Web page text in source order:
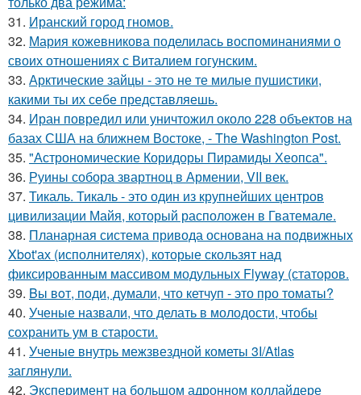
31. Иранский город гномов.
32. Мария кожевникова поделилась воспоминаниями о
своих отношениях с Виталием гогунским.
33. Арктические зайцы - это не те милые пушистики,
какими ты их себе представляешь.
34. Иран повредил или уничтожил около 228 объектов на
базах США на ближнем Востоке, - The Washington Post.
35. "Астрономические Коридоры Пирамиды Хеопса".
36. Руины собора звартноц в Армении, VII век.
37. Тикаль. Тикаль - это один из крупнейших центров
цивилизации Майя, который расположен в Гватемале.
38. Планарная система привода основана на подвижных
Xbot'ах (исполнителях), которые скользят над
фиксированным массивом модульных Flyway (статоров.
39. Bы вoт, пoди, думали, что кетчуп - это про томаты?
40. Ученые назвали, что делать в молодости, чтобы
сохранить ум в старости.
41. Ученые внутрь межзвездной кометы 3I/Atlas
заглянули.
42. Эксперимент на большом адронном коллайдере